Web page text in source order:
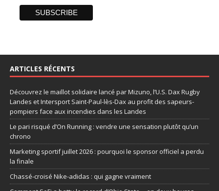
ARTICLES RÉCENTS
Découvrez le maillot solidaire lancé par Mizuno, l’U.S. Dax Rugby
Landes et Intersport Saint-Paul-lès-Dax au profit des sapeurs-
pompiers face aux incendies dans les Landes
Le pari risqué d’On Running : vendre une sensation plutôt qu’un
chrono
Marketing sportif juillet 2026 : pourquoi le sponsor officiel a perdu
la finale
Chassé-croisé Nike-adidas : qui gagne vraiment